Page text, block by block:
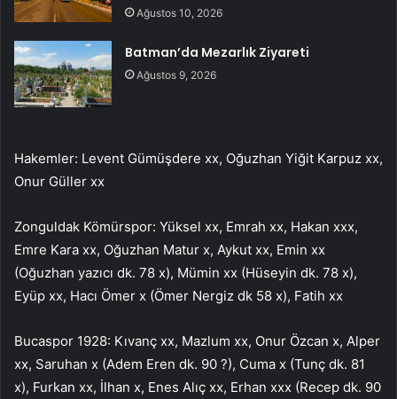
Ağustos 10, 2026
Batman’da Mezarlık Ziyareti
Ağustos 9, 2026
Hakemler: Levent Gümüşdere xx, Oğuzhan Yiğit Karpuz xx,
Onur Güller xx
Zonguldak Kömürspor: Yüksel xx, Emrah xx, Hakan xxx,
Emre Kara xx, Oğuzhan Matur x, Aykut xx, Emin xx
(Oğuzhan yazıcı dk. 78 x), Mümin xx (Hüseyin dk. 78 x),
Eyüp xx, Hacı Ömer x (Ömer Nergiz dk 58 x), Fatih xx
Bucaspor 1928: Kıvanç xx, Mazlum xx, Onur Özcan x, Alper
xx, Saruhan x (Adem Eren dk. 90 ?), Cuma x (Tunç dk. 81
x), Furkan xx, İlhan x, Enes Alıç xx, Erhan xxx (Recep dk. 90